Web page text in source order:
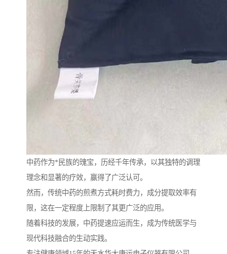
中药作为*民族的瑰宝，历经千年传承，以其独特的调理
理念和显著的疗效，赢得了广泛认可。
然而，传统中药的煎煮方式耗时费力，成分提取效率有
限，这在一定程度上限制了其更广泛的应用。
随着科技的发展，中药提速应运而生，成为传统医学与
现代科技融合的生动实践。